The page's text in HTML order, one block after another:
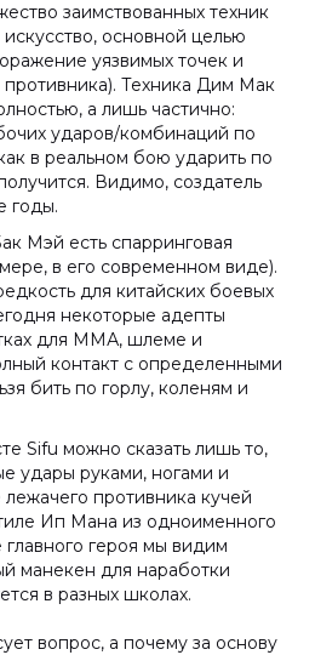
заимствованных техник
основной целью
уязвимых точек и
противника). Техника Дим Мак
а лишь частично:
ударов/комбинаций по
в реальном бою ударить по
Видимо, создатель
годы.
Мэй есть спарринговая
в его современном виде).
для китайских боевых
некоторые адепты
для ММА, шлеме и
контакт с определенными
бить по горлу, коленям и
Sifu можно сказать лишь то,
удары руками, ногами и
противника кучей
Ип Мана из одноименного
героя мы видим
манекен для наработки
в разных школах.
вопрос, а почему за основу